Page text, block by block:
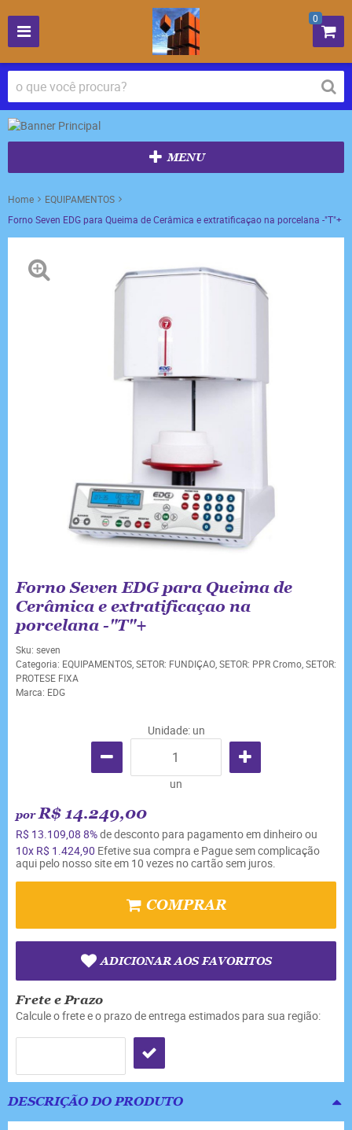
0
MENU
Home
EQUIPAMENTOS
Forno Seven EDG para Queima de Cerâmica e extratificaçao na porcelana -"T"+
Forno Seven EDG para Queima de
Cerâmica e extratificaçao na
porcelana -"T"+
Sku: seven
Categoria: EQUIPAMENTOS SETOR: FUNDIÇAO SETOR: PPR Cromo SETOR:
PROTESE FIXA
Marca: EDG
Unidade: un
un
por R$ 14.249,00
R$ 13.109,08 8%de desconto para pagamento em dinheiro ou
10x R$ 1.424,90 Efetive sua compra e Pague sem complicação
aqui pelo nosso site em 10 vezes no cartão sem juros.
COMPRAR
ADICIONAR AOS FAVORITOS
Frete e Prazo
Calcule o frete e o prazo de entrega estimados para sua região:
DESCRIÇÃO DO PRODUTO